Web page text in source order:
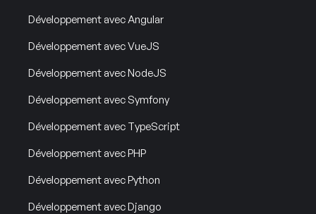
Développement avec Angular
Développement avec VueJS
Développement avec NodeJS
Développement avec Symfony
Développement avec TypeScript
Développement avec PHP
Développement avec Python
Développement avec Django